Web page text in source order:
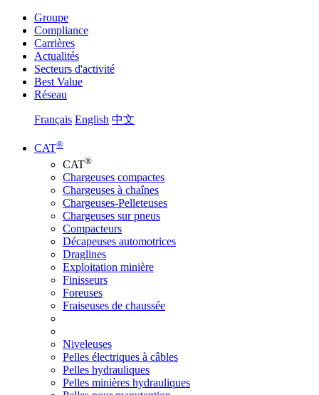
Groupe
Compliance
Carrières
Actualités
Secteurs d'activité
Best Value
Réseau
Français English 中文
CAT®
CAT®
Chargeuses compactes
Chargeuses à chaînes
Chargeuses-Pelleteuses
Chargeuses sur pneus
Compacteurs
Décapeuses automotrices
Draglines
Exploitation minière
Finisseurs
Foreuses
Fraiseuses de chaussée
Niveleuses
Pelles électriques à câbles
Pelles hydrauliques
Pelles minières hydrauliques